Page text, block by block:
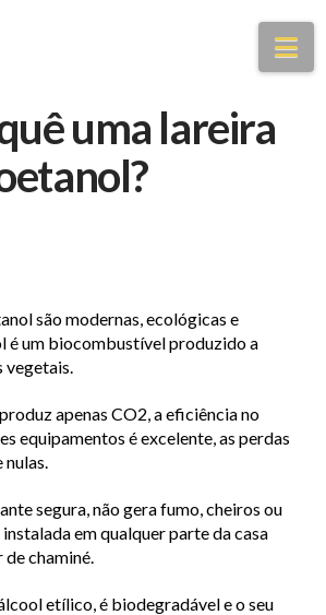
uma lareira
são modernas, ecológicas e
é um biocombustível produzido a
vegetais.
apenas CO2, a eficiência no
equipamentos é excelente, as perdas
nulas.
segura, não gera fumo, cheiros ou
em qualquer parte da casa
chaminé.
etílico, é biodegradável e o seu